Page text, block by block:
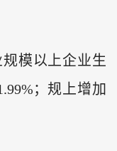
模以上企业生
；规上增加